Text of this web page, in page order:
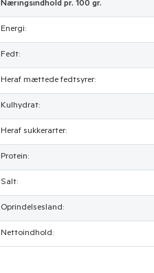
Næringsindhold pr. 100 gr.
Energi:
Fedt:
Heraf mættede fedtsyrer:
Kulhydrat:
Heraf sukkerarter:
Protein:
Salt:
Oprindelsesland:
Nettoindhold: